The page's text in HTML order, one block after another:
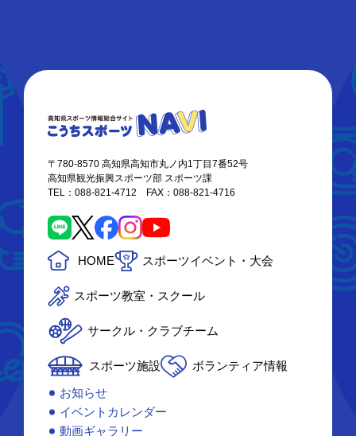
〒780-8570 高知県高知市丸ノ内1丁目7番52号
高知県観光振興スポーツ部 スポーツ課
TEL：088-821-4712 FAX：088-821-4716
HOME スポーツイベント・大会
スポーツ教室・スクール
サークル・クラブチーム
スポーツ施設
ボランティア情報
お知らせ
イベントカレンダー
動画ギャラリー